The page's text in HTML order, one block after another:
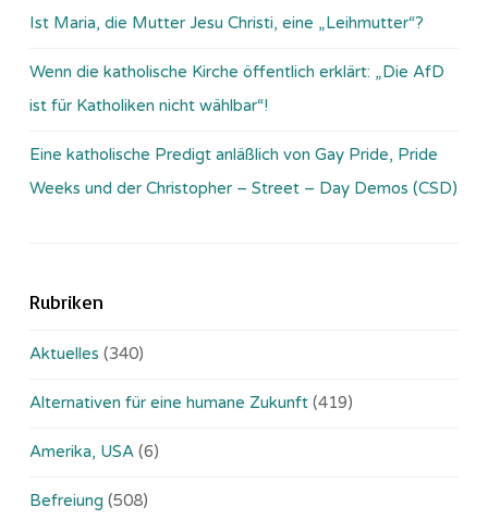
Ist Maria, die Mutter Jesu Christi, eine „Leihmutter“?
Wenn die katholische Kirche öffentlich erklärt: „Die AfD
ist für Katholiken nicht wählbar“!
Eine katholische Predigt anläßlich von Gay Pride, Pride
Weeks und der Christopher – Street – Day Demos (CSD)
Rubriken
Aktuelles (340)
Alternativen für eine humane Zukunft (419)
Amerika, USA (6)
Befreiung (508)